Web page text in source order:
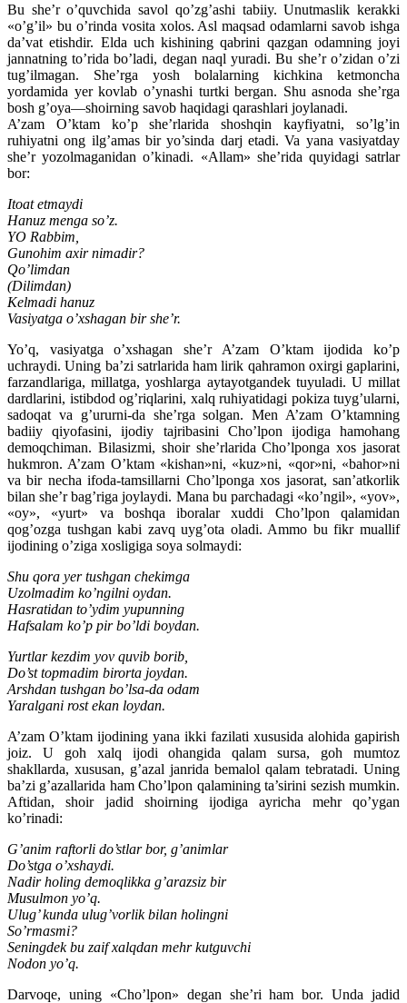
Bu she’r o’quvchida savol qo’zg’ashi tabiiy. Unutmaslik kerakki
«o’g’il» bu o’rinda vosita xolos. Asl maqsad odamlarni savob ishga
da’vat etishdir. Elda uch kishining qabrini qazgan odamning joyi
jannatning to’rida bo’ladi, degan naql yuradi. Bu she’r o’zidan o’zi
tug’ilmagan. She’rga yosh bolalarning kichkina ketmoncha
yordamida yer kovlab o’ynashi turtki bergan. Shu asnoda she’rga
bosh g’oya—shoirning savob haqidagi qarashlari joylanadi.
A’zam O’ktam ko’p she’rlarida shoshqin kayfiyatni, so’lg’in
ruhiyatni ong ilg’amas bir yo’sinda darj etadi. Va yana vasiyatday
she’r yozolmaganidan o’kinadi. «Allam» she’rida quyidagi satrlar
bor:
Itoat etmaydi
Hanuz menga so’z.
YO Rabbim,
Gunohim axir nimadir?
Qo’limdan
(Dilimdan)
Kelmadi hanuz
Vasiyatga o’xshagan bir she’r.
Yo’q, vasiyatga o’xshagan she’r A’zam O’ktam ijodida ko’p
uchraydi. Uning ba’zi satrlarida ham lirik qahramon oxirgi gaplarini,
farzandlariga, millatga, yoshlarga aytayotgandek tuyuladi. U millat
dardlarini, istibdod og’riqlarini, xalq ruhiyatidagi pokiza tuyg’ularni,
sadoqat va g’ururni-da she’rga solgan. Men A’zam O’ktamning
badiiy qiyofasini, ijodiy tajribasini Cho’lpon ijodiga hamohang
demoqchiman. Bilasizmi, shoir she’rlarida Cho’lponga xos jasorat
hukmron. A’zam O’ktam «kishan»ni, «kuz»ni, «qor»ni, «bahor»ni
va bir necha ifoda-tamsillarni Cho’lponga xos jasorat, san’atkorlik
bilan she’r bag’riga joylaydi. Mana bu parchadagi «ko’ngil», «yov»,
«oy», «yurt» va boshqa iboralar xuddi Cho’lpon qalamidan
qog’ozga tushgan kabi zavq uyg’ota oladi. Ammo bu fikr muallif
ijodining o’ziga xosligiga soya solmaydi:
Shu qora yer tushgan chekimga
Uzolmadim ko’ngilni oydan.
Hasratidan to’ydim yupunning
Hafsalam ko’p pir bo’ldi boydan.
Yurtlar kezdim yov quvib borib,
Do’st topmadim birorta joydan.
Arshdan tushgan bo’lsa-da odam
Yaralgani rost ekan loydan.
A’zam O’ktam ijodining yana ikki fazilati xususida alohida gapirish
joiz. U goh xalq ijodi ohangida qalam sursa, goh mumtoz
shakllarda, xususan, g’azal janrida bemalol qalam tebratadi. Uning
ba’zi g’azallarida ham Cho’lpon qalamining ta’sirini sezish mumkin.
Aftidan, shoir jadid shoirning ijodiga ayricha mehr qo’ygan
ko’rinadi:
G’anim raftorli do’stlar bor, g’animlar
Do’stga o’xshaydi.
Nadir holing demoqlikka g’arazsiz bir
Musulmon yo’q.
Ulug’ kunda ulug’vorlik bilan holingni
So’rmasmi?
Seningdek bu zaif xalqdan mehr kutguvchi
Nodon yo’q.
Darvoqe, uning «Cho’lpon» degan she’ri ham bor. Unda jadid